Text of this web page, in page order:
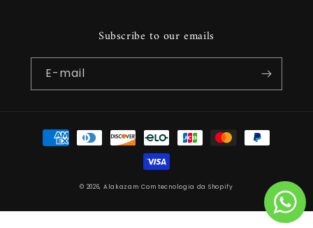
Subscribe to our emails
E-mail
Formas
© 2026, Alakazam Com tecnologia da Shopify